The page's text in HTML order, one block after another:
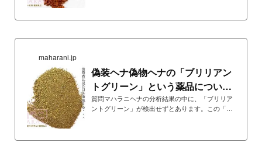
maharani.jp
偽装ヘナ偽物ヘナの「ブリリアン
トグリーン」という薬品について
教えてください | ...
質問マハラニヘナの分析結果の中に、「ブリリア
ントグリーン」が検出せずとあります。この「ブ